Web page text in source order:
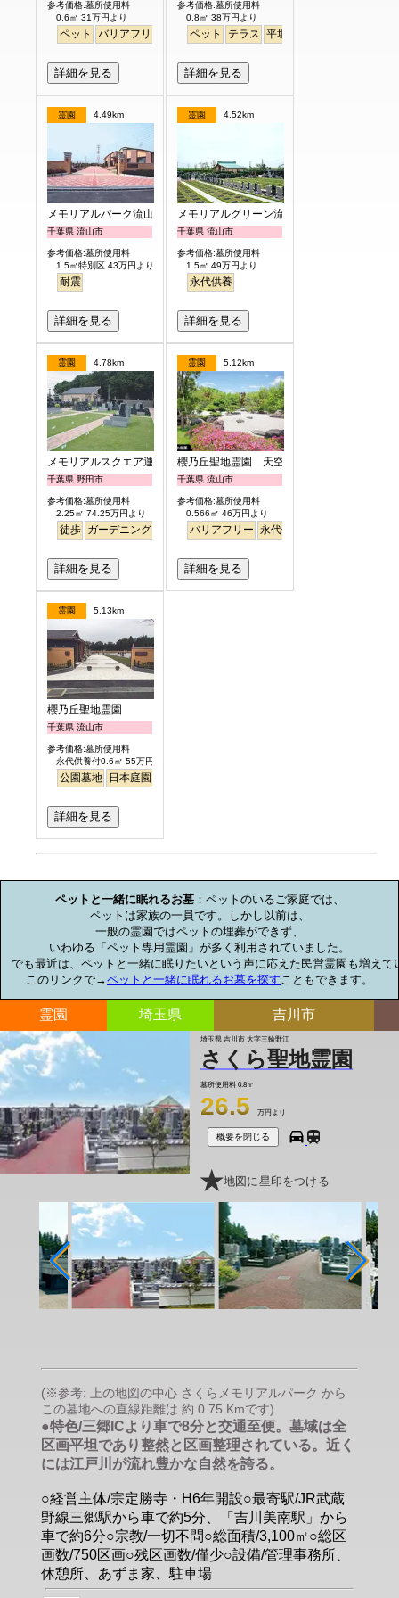
参考価格:墓所使用料
0.6㎡ 31万円より
ペット バリアフリー 駅から徒歩
詳細を見る
参考価格:墓所使用料
0.8㎡ 38万円より
ペット テラス 平坦
詳細を見る
霊園 4.49km
メモリアルパーク流山聖地
千葉県 流山市
参考価格:墓所使用料
1.5㎡特別区 43万円より
耐震
詳細を見る
霊園 4.52km
メモリアルグリーン流山聖地
千葉県 流山市
参考価格:墓所使用料
1.5㎡ 49万円より
永代供養
詳細を見る
霊園 4.78km
メモリアルスクエア運河
千葉県 野田市
参考価格:墓所使用料
2.25㎡ 74.25万円より
徒歩 ガーデニング
詳細を見る
霊園 5.12km
櫻乃丘聖地霊園 天空の郷
千葉県 流山市
参考価格:墓所使用料
0.566㎡ 46万円より
バリアフリー 永代供養
詳細を見る
霊園 5.13km
櫻乃丘聖地霊園
千葉県 流山市
参考価格:墓所使用料
永代供養付0.6㎡ 55万円より
公園墓地 日本庭園
詳細を見る
ペットと一緒に眠れるお墓：ペットのいるご家庭では、
ペットは家族の一員です。しかし以前は、
一般の霊園ではペットの埋葬ができず、
いわゆる「ペット専用霊園」が多く利用されていました。
でも最近は、ペットと一緒に眠りたいという声に応えた民営霊園も増えて
このリンクで→ペットと一緒に眠れるお墓を探す こともできます。
霊園 埼玉県 吉川市
埼玉県 吉川市 大字三輪野江
さくら聖地霊園
墓所使用料 0.8㎡
26.5 万円より
概要を閉じる
地図に星印をつける
(※参考: 上の地図の中心 さくらメモリアルパーク から
この墓地への直線距離は 約 0.75 Kmです)
●特色/三郷ICより車で8分と交通至便。墓域は全
区画平坦であり整然と区画整理されている。近く
には江戸川が流れ豊かな自然を誇る。
○経営主体/宗定勝寺・H6年開設○最寄駅/JR武蔵
野線三郷駅から車で約5分、「吉川美南駅」から
車で約6分○宗教/一切不問○総面積/3,100㎡○総区
画数/750区画○残区画数/僅少○設備/管理事務所、
休憩所、あずま家、駐車場